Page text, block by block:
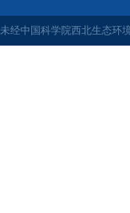
未经中国科学院西北生态环